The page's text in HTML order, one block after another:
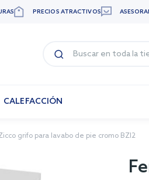
PRECIOS ATRACTIVOS
CALEFACCIÓN
grifo para lavabo de pie cromo BZI2